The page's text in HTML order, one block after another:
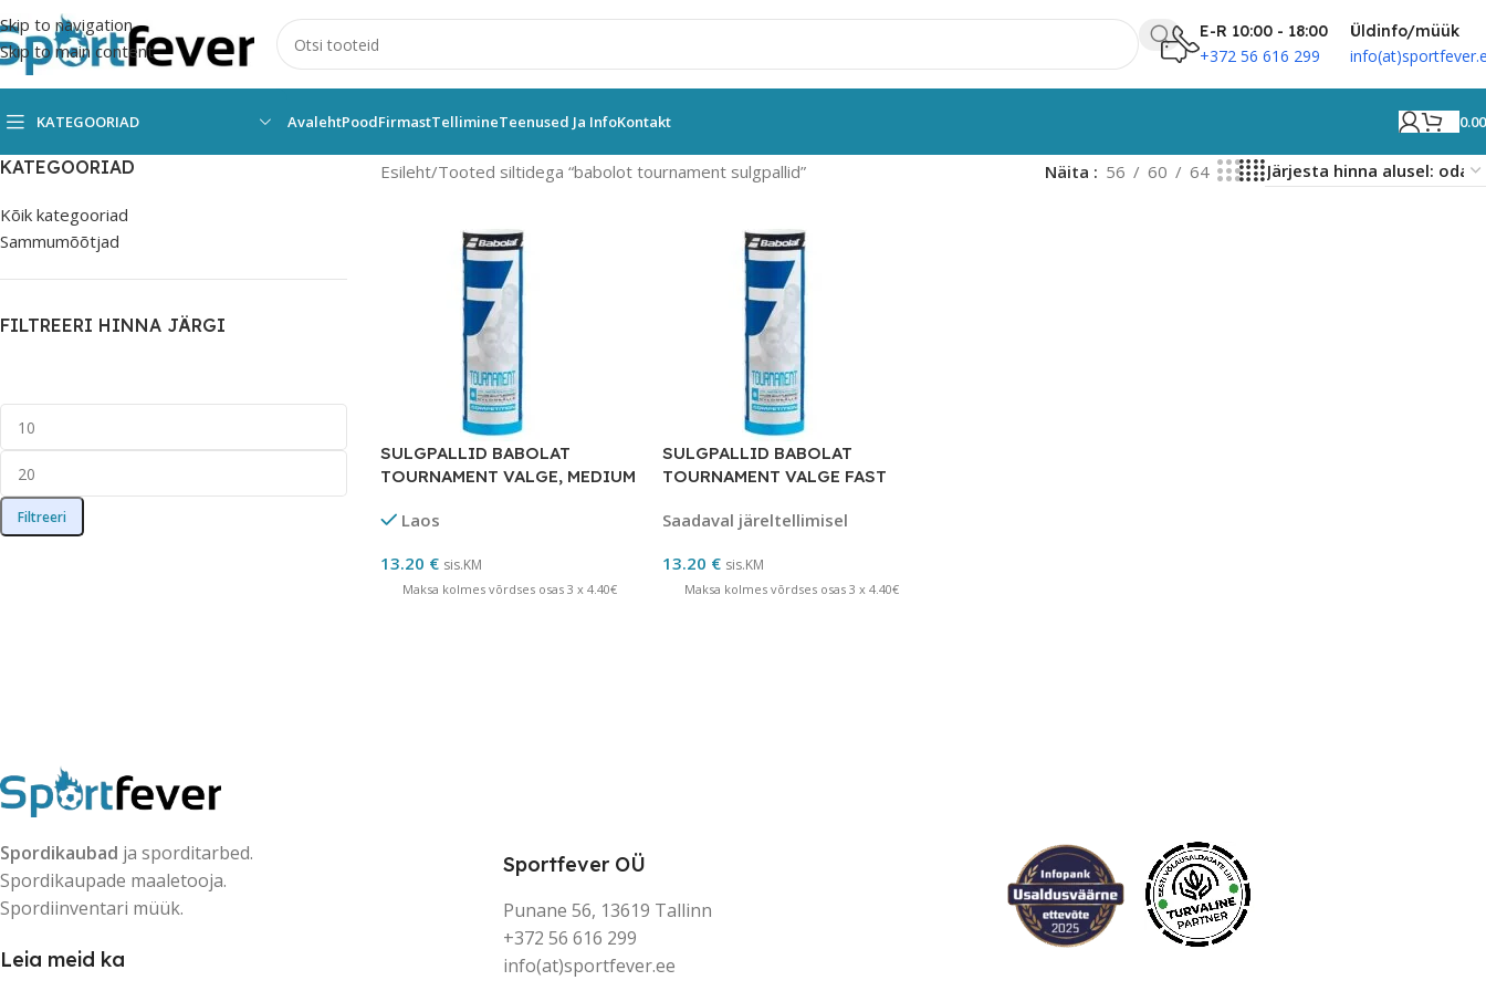
Skip to navigation
Skip to main content
E-R 10:00 - 18:00
+372 56 616 299
Üldinfo/müük
KATEGOORIAD AvalehtPoodFirmastTellimineTeenused Ja InfoKontakt
KATEGOORIAD
Kõik kategooriad
Sammumõõtjad
FILTREERI HINNA JÄRGI
Filtreeri
Esileht Tooted siltidega “babolot tournament sulgpallid” Näita 56 60 64
SULGPALLID BABOLAT
TOURNAMENT VALGE, MEDIUM
Laos
13.20 € sis.KM
Maksa kolmes võrdses osas 3 x 4.40€
SULGPALLID BABOLAT
TOURNAMENT VALGE FAST
Saadaval järeltellimisel
13.20 € sis.KM
Maksa kolmes võrdses osas 3 x 4.40€
Spordikaubad ja sporditarbed.
Spordikaupade maaletooja.
Spordiinventari müük.
Leia meid ka
Sportfever OÜ
Punane 56, 13619 Tallinn
+372 56 616 299
info(at)sportfever.ee